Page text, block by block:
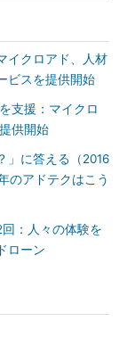
イクロアド、人材
ビスを提供開始
支援：マイクロ
供開始
」に答える（2016
アドテクはこう
：人々の体験を
ローン